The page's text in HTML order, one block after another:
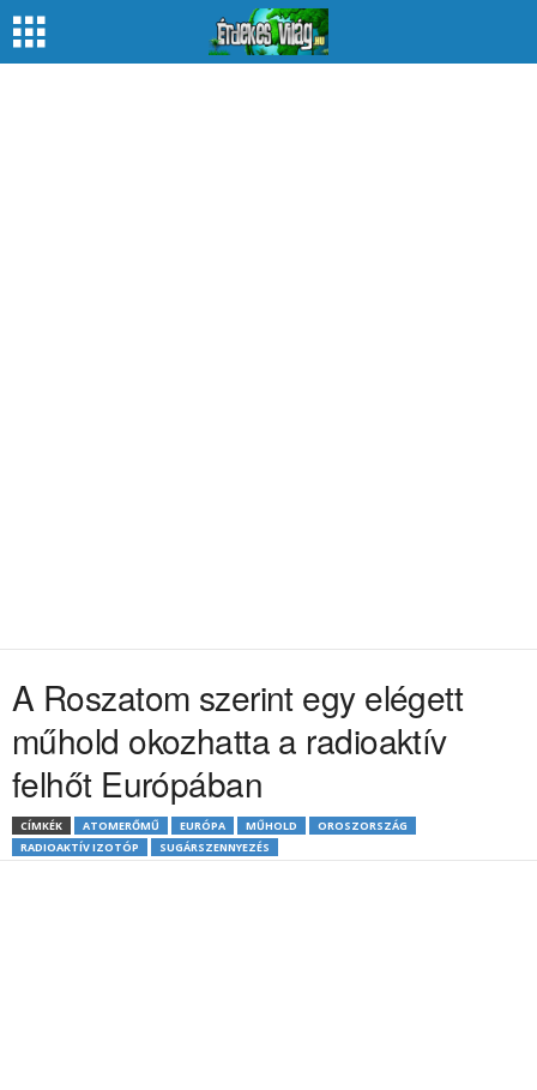
A Roszatom szerint egy elégett
műhold okozhatta a radioaktív
felhőt Európában
CÍMKÉK ATOMERŐMŰ EURÓPA MŰHOLD
OROSZORSZÁG
RADIOAKTÍV IZOTÓP
SUGÁRSZENNYEZÉS